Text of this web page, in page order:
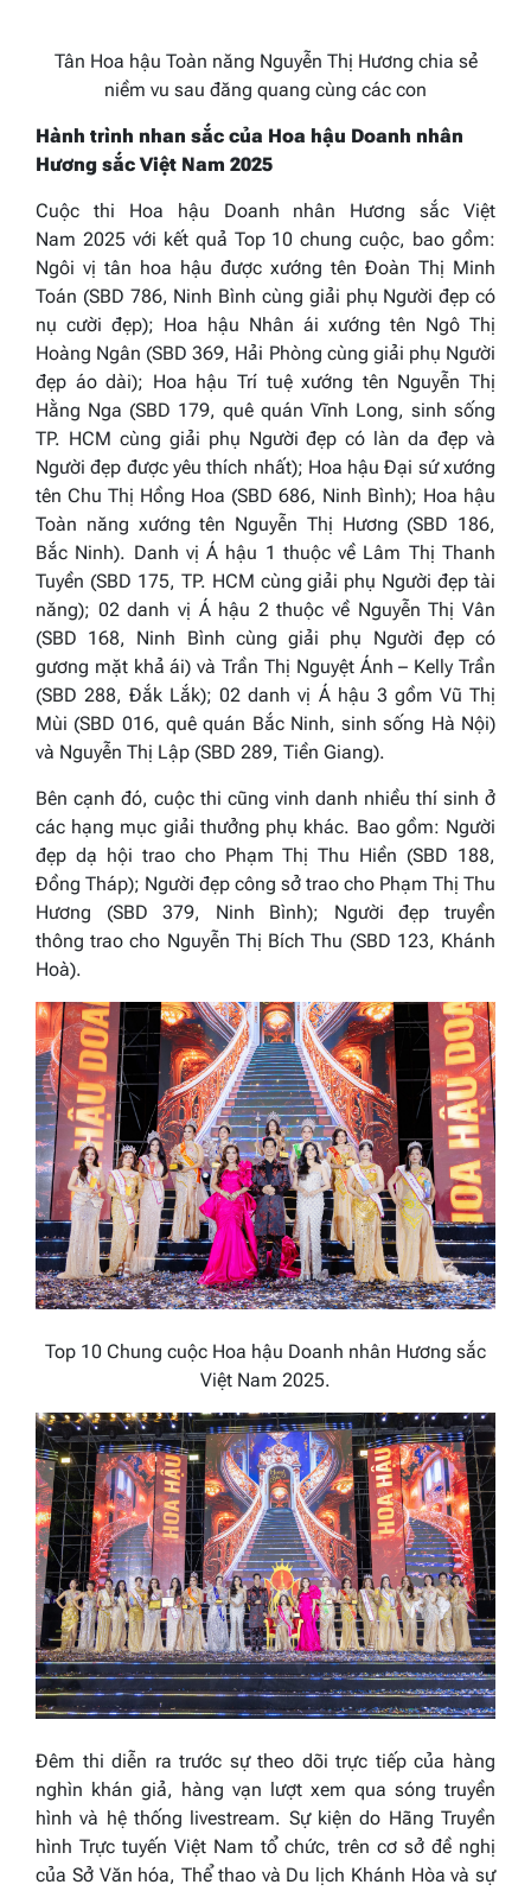
Tân Hoa hậu Toàn năng Nguyễn Thị Hương chia sẻ
niềm vu sau đăng quang cùng các con
Hành trình nhan sắc của Hoa hậu Doanh nhân
Hương sắc Việt Nam 2025
Cuộc thi Hoa hậu Doanh nhân Hương sắc Việt
Nam 2025 với kết quả Top 10 chung cuộc, bao gồm:
Ngôi vị tân hoa hậu được xướng tên Đoàn Thị Minh
Toán (SBD 786, Ninh Bình cùng giải phụ Người đẹp có
nụ cười đẹp); Hoa hậu Nhân ái xướng tên Ngô Thị
Hoàng Ngân (SBD 369, Hải Phòng cùng giải phụ Người
đẹp áo dài); Hoa hậu Trí tuệxướng tên Nguyễn Thị
Hằng Nga (SBD 179, quê quán Vĩnh Long, sinh sống
TP. HCM cùng giải phụ Người đẹpcó làn da đẹpvà
Người đẹp được yêu thích nhất); Hoa hậu Đại sứxướng
tên Chu Thị Hồng Hoa (SBD 686, Ninh Bình); Hoa hậu
Toàn năng xướng tên Nguyễn Thị Hương (SBD 186,
Bắc Ninh). Danh vị Á hậu 1 thuộc về Lâm Thị Thanh
Tuyền (SBD 175, TP. HCM cùng giải phụ Người đẹp tài
năng); 02 danh vị Á hậu 2 thuộc về Nguyễn Thị Vân
(SBD 168, Ninh Bình cùng giải phụ Người đẹpcó
gương mặt khả ái) và Trần Thị Nguyệt Ánh – Kelly Trần
(SBD 288, Đắk Lắk); 02 danh vị Á hậu 3 gồm Vũ Thị
Mùi (SBD 016, quê quán Bắc Ninh, sinh sống Hà Nội)
và Nguyễn Thị Lập (SBD 289, Tiền Giang).
Bên cạnh đó, cuộc thi cũng vinh danh nhiều thí sinh ở
các hạng mục giải thưởng phụ khác. Bao gồm: Người
đẹp dạ hội trao cho Phạm Thị Thu Hiền (SBD 188,
Đồng Tháp); Người đẹp công sở trao cho Phạm Thị Thu
Hương (SBD 379, Ninh Bình); Người đẹptruyền
thông trao cho Nguyễn Thị Bích Thu (SBD 123, Khánh
Hoà).
Top 10 Chung cuộc Hoa hậu Doanh nhân Hương sắc
Việt Nam 2025.
Đêm thi diễn ra trước sự theo dõi trực tiếp của hàng
nghìn khán giả, hàng vạn lượt xem qua sóng truyền
hình và hệ thống livestream. Sự kiện do Hãng Truyền
hình Trực tuyến Việt Nam tổ chức, trên cơ sở đề nghị
của Sở Văn hóa, Thể thao và Du lịch Khánh Hòa và sự